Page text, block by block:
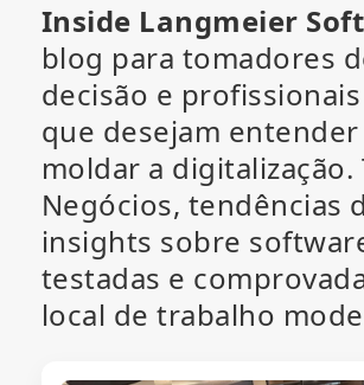
Inside Langmeier
blog para tomadores
decisão e
que desejam entender
moldar a digitalização.
Negócios, tendências
insights sobre
testadas e
local de trabalho